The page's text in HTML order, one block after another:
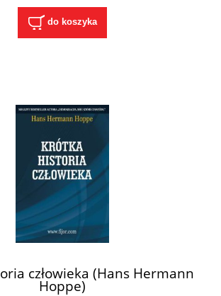
do koszyka
człowieka (Hans Hermann
Hoppe)